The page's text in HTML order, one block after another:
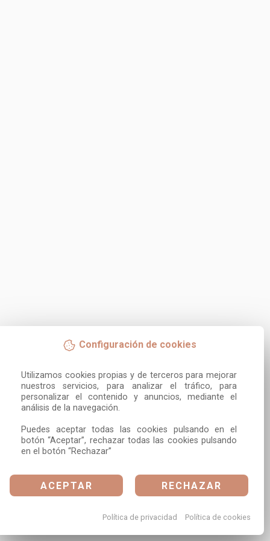
Configuración de cookies
Utilizamos cookies propias y de terceros para mejorar
nuestros servicios, para analizar el tráfico, para
personalizar el contenido y anuncios, mediante el
análisis de la navegación.
Puedes aceptar todas las cookies pulsando en el
botón “Aceptar”, rechazar todas las cookies pulsando
en el botón “Rechazar”
ACEPTAR RECHAZAR
Política de privacidad Política de cookies